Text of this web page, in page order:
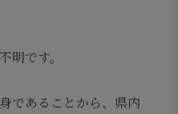
明です。
であることから、県内